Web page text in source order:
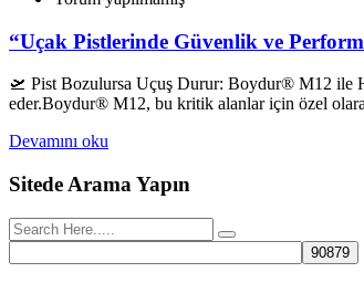
“Uçak Pistlerinde Güvenlik ve
🛫 Pist Bozulursa Uçuş Durur: Boydur® M12 ile
eder.Boydur® M12, bu kritik alanlar için özel
Devamını oku
Sitede Arama Yapın